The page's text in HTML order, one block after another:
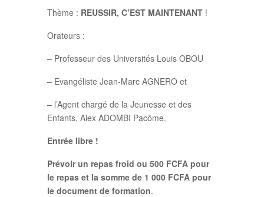
Thème : REUSSIR, C’EST MAINTENANT !
Orateurs :
– Professeur des Universités Louis OBOU
– Evangéliste Jean-Marc AGNERO et
– l’Agent chargé de la Jeunesse et des
Enfants, Alex ADOMBI Pacôme.
Entrée libre !
Prévoir un repas froid ou 500 FCFA pour
le repas et la somme de 1 000 FCFA pour
le document de formation.